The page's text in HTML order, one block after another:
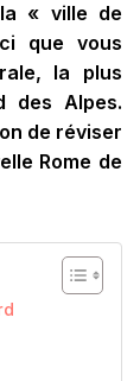
« ville de
que vous
la plus
des Alpes.
de réviser
Rome de